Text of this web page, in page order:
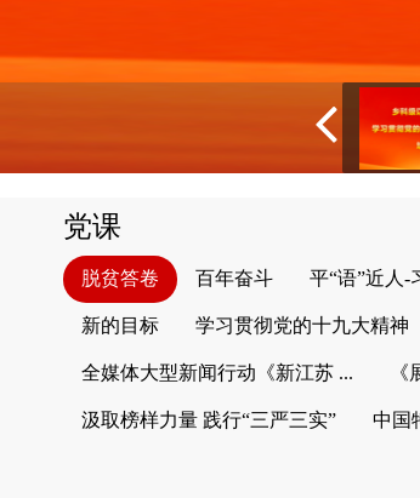
党课
脱贫答卷 百年奋斗 平“语”近人-
新的目标 学习贯彻党的十九大精神
全媒体大型新闻行动《新江苏 ...
汲取榜样力量 践行“三严三实” 中国